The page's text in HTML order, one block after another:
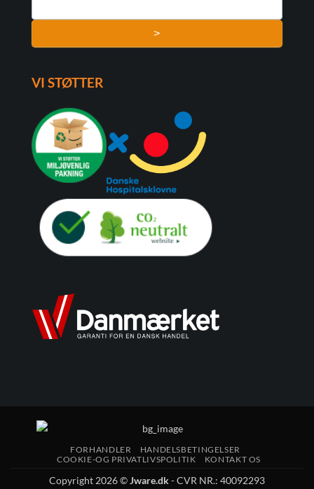
>
VI STØTTER
FORHANDLER
HANDELSBETINGELSER
COOKIE-OG PRIVATLIVSPOLITIK
KONTAKT OS
Copyright 2026 ©Jware.dk- CVR NR.: 40092293